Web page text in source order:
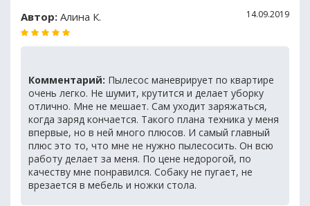
Автор: Алина К. 14.09.2019
Комментарий: Пылесос маневрирует по квартире
очень легко. Не шумит, крутится и делает уборку
отлично. Мне не мешает. Сам уходит заряжаться,
когда заряд кончается. Такого плана техника у меня
впервые, но в ней много плюсов. И самый главный
плюс это то, что мне не нужно пылесосить. Он всю
работу делает за меня. По цене недорогой, по
качеству мне понравился. Собаку не пугает, не
врезается в мебель и ножки стола.